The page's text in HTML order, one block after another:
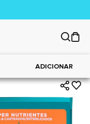
ADICIONAR